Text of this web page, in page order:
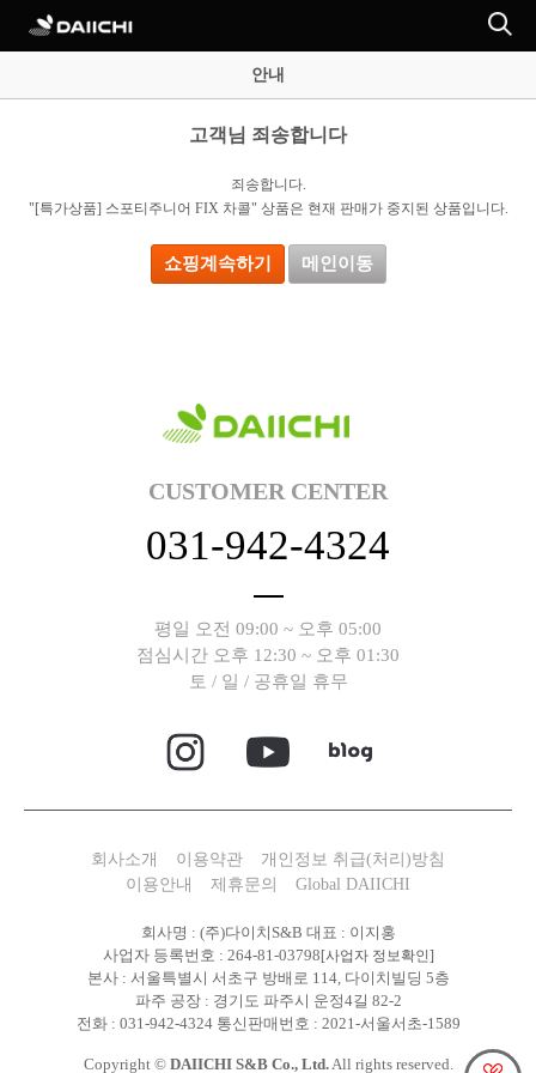
안내
고객님 죄송합니다
죄송합니다.
"[특가상품] 스포티주니어 FIX 차콜" 상품은 현재 판매가 중지된 상품입니다.
쇼핑계속하기 메인이동
CUSTOMER CENTER
031-942-4324
평일 오전 09:00 ~ 오후 05:00
점심시간 오후 12:30 ~ 오후 01:30
토 / 일 / 공휴일 휴무
회사소개 이용약관
개인정보 취급(처리)방침
이용안내
제휴문의 Global DAIICHI
회사명 : (주)다이치S&B 대표 : 이지홍
사업자 등록번호 : 264-81-03798[사업자 정보확인]
본사 : 서울특별시 서초구 방배로 114, 다이치빌딩 5층
파주 공장 : 경기도 파주시 운정4길 82-2
전화 : 031-942-4324 통신판매번호 : 2021-서울서초-1589
Copyright © DAIICHI S&B Co., Ltd.All rights reserved.